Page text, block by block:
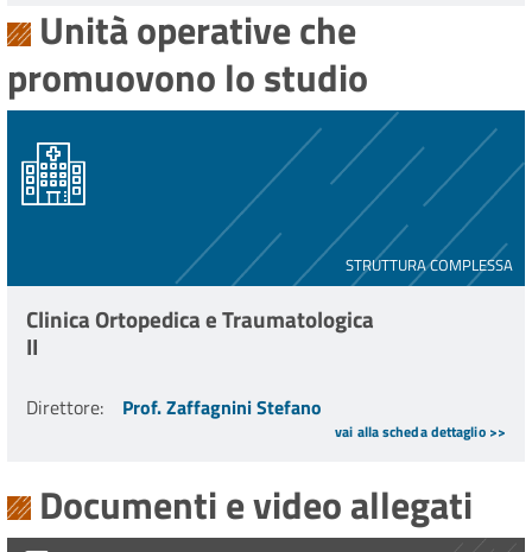
Unità operative che
promuovono lo studio
STRUTTURA COMPLESSA
Clinica Ortopedica e Traumatologica
II
Direttore: Prof. Zaffagnini Stefano
vai alla scheda dettaglio >>
Documenti e video allegati